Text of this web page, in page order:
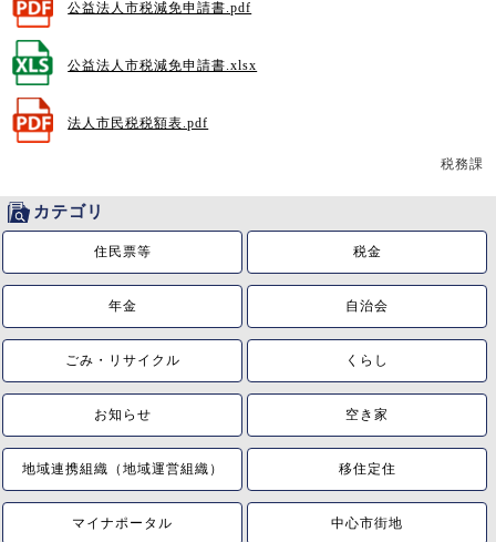
公益法人市税減免申請書.pdf
公益法人市税減免申請書.xlsx
法人市民税税額表.pdf
税務課
カテゴリ
住民票等 税金
年金 自治会
ごみ・リサイクル くらし
お知らせ 空き家
地域連携組織（地域運営組織） 移住定住
マイナポータル 中心市街地